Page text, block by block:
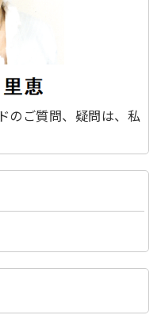
のご質問、疑問は、私